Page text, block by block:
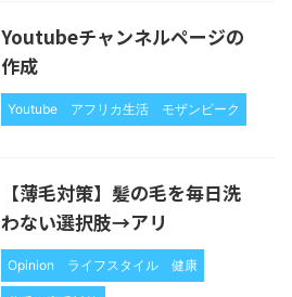
Youtubeチャンネルページの
作成
Youtube アフリカ生活 モザンビーク
【薄毛対策】髪の毛を毎日洗
わない選択肢→アリ
Opinion ライフスタイル 健康